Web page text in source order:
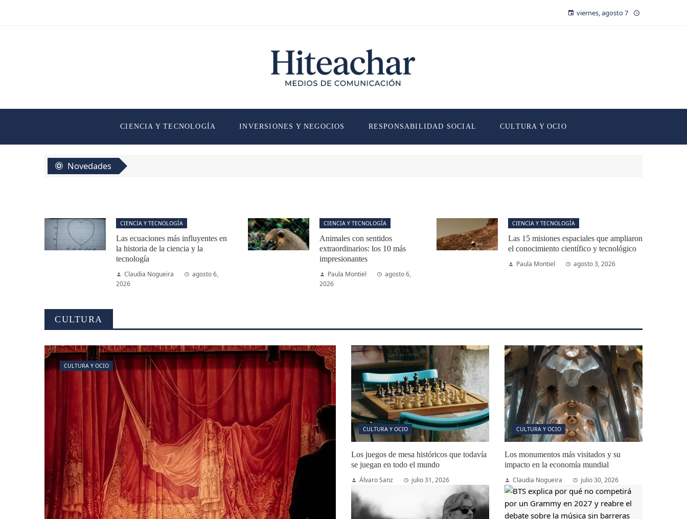
viernes, agosto 7
CIENCIA Y TECNOLOGÍA INVERSIONES Y NEGOCIOS RESPONSABILIDAD SOCIAL CULTURA Y OCIO
Novedades
CIENCIA Y TECNOLOGÍA
Las ecuaciones más influyentes en
la historia de la ciencia y la
tecnología
Claudia Nogueira
agosto 6,
2026
CIENCIA Y TECNOLOGÍA
Animales con sentidos
extraordinarios: los 10 más
impresionantes
Paula Montiel
agosto 6,
2026
CIENCIA Y TECNOLOGÍA
Las 15 misiones espaciales que ampliaron
el conocimiento científico y tecnológico
Paula Montiel
agosto 3, 2026
CULTURA
CULTURA Y OCIO
CULTURA Y OCIO
Los juegos de mesa históricos que todavía
se juegan en todo el mundo
Álvaro Sanz
julio 31, 2026
CULTURA Y OCIO
Los monumentos más visitados y su
impacto en la economía mundial
Claudia Nogueira
julio 30, 2026